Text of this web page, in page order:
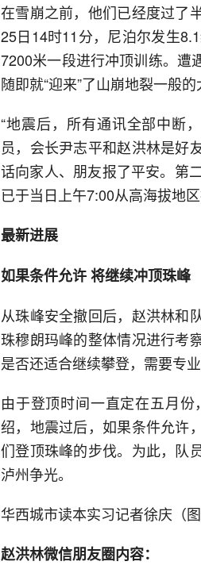
在雪崩之前，他们已经度过了
25日14时11分，尼泊尔发生
7200米一段进行冲顶训练。遭
随即就“迎来”了山崩地裂一般
“地震后，所有通讯全部中断
员，会长尹志平和赵洪林是好
话向家人、朋友报了平安。第
已于当日上午7:00从高海拔地区
最新进展
如果条件允许 将继续冲顶珠峰
从珠峰安全撤回后，赵洪林和
珠穆朗玛峰的整体情况进行考
是否还适合继续攀登，需要专
由于登顶时间一直定在五月
绍，地震过后，如果条件允许
们登顶珠峰的步伐。为此，队
泸州争光。
华西城市读本实习记者徐庆（图
赵洪林微信朋友圈内容：